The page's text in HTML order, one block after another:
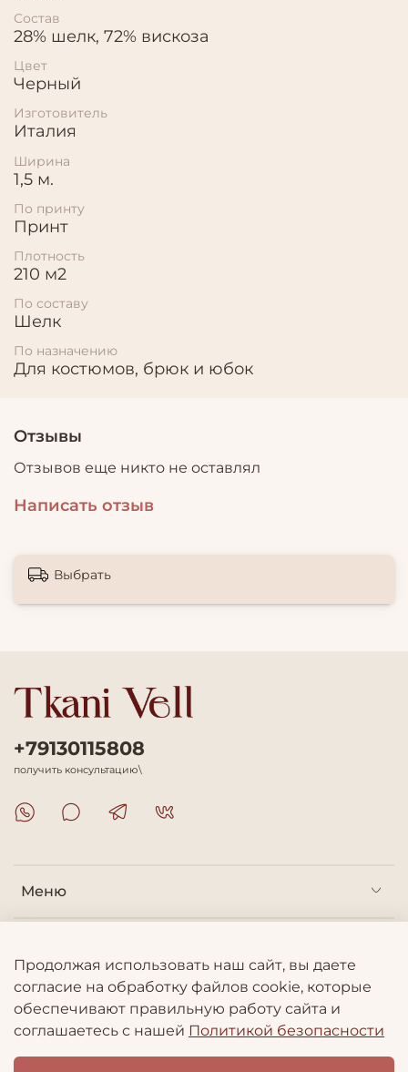
Состав
28% шелк, 72% вискоза
Цвет
Черный
Изготовитель
Италия
Ширина
1,5 м.
По принту
Принт
Плотность
210 м2
По составу
Шелк
По назначению
Для костюмов, брюк и юбок
Отзывы
Отзывов еще никто не оставлял
Написать отзыв
Выбрать
Меню
Информация
+79130115808
получить консультацию\
Продолжая использовать наш сайт, вы даете
согласие на обработку файлов cookie, которые
обеспечивают правильную работу сайта и
соглашаетесь с нашей Политикой безопасности